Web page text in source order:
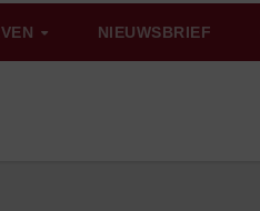
NIEUWSBRIEF